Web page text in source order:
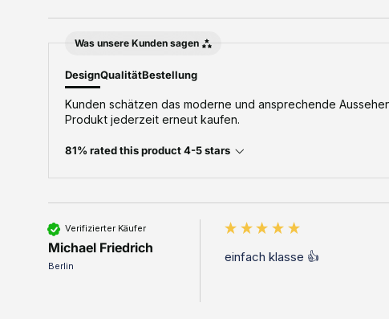
Was unsere Kunden sagen
DesignQualitätBestellung
Kunden schätzen das moderne und ansprechende
Produkt jederzeit erneut kaufen.
81% rated this product 4-5 stars
Verifizierter Käufer
Michael Friedrich
Berlin
einfach klasse 👍